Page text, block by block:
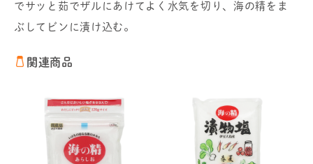
でサッと茹でザルにあけてよく水気を切り、海の精をま
ぶしてビンに漬け込む。
関連商品